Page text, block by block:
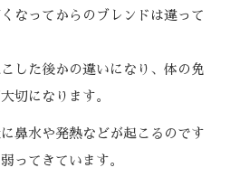
なってからのブレンドは違って
した後かの違いになり、体の免
切になります。
鼻水や発熱などが起こるのです
ってきています。